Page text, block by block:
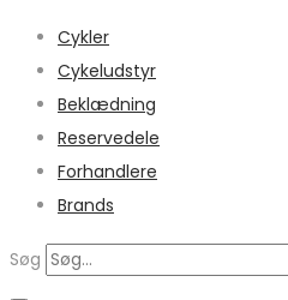
Cykler
Cykeludstyr
Beklædning
Reservedele
Forhandlere
Brands
Søg